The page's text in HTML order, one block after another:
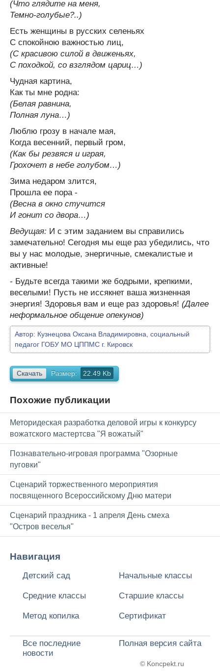
(Что глядите на меня,
Темно-голубые?..)
Есть женщины в русских селеньях
С спокойною важностью лиц,
(С красивою силой в движеньях,
С походкой, со взглядом цариц…)
Чудная картина,
Как ты мне родна:
(Белая равнина,
Полная луна…)
Люблю грозу в начале мая,
Когда весенний, первый гром,
(Как бы резвяся и играя,
Грохочет в небе голубом…)
Зима недаром злится,
Прошла ее пора -
(Весна в окно стучится
И гонит со двора…)
Ведущая: И с этим заданием вы справились
замечательно! Сегодня мы еще раз убедились, что
вы у нас молодые, энергичные, смекалистые и
активные!
- Будьте всегда такими же бодрыми, крепкими,
веселыми! Пусть не иссякнет ваша жизненная
энергия! Здоровья вам и еще раз здоровья! (Далее
неформальное общение опекунов)
Автор: Кузнецова Оксана Владимировна, социальный
педагог ГОБУ МО ЦППМС г. Кировск
Скачать Размер: 22.49 Kb
Похожие публикации
Меторидеская разработка деловой игры к конкурсу
вожатского мастертсва "Я вожатый"
Познавательно-игровая программа "Озорные
пуговки"
Сценарий торжественного мероприятия
посвященного Всероссийскому Дню матери
Сценарий праздника - 1 апреля День смеха
"Остров веселья"
Навигация
Детский сад Начальные классы
Средние классы Старшие классы
Метод копилка Сертификат
Все последние
новости
Полная версия сайта
© Koncpekt.ru